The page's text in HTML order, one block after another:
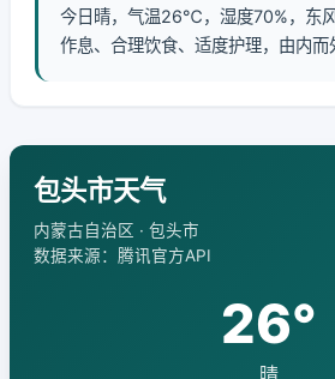
今日晴，气温26℃，湿度70%，东
作息、合理饮食、适度护理，由内而
包头市天气
内蒙古自治区 · 包头市
数据来源：腾讯官方API
26°
晴